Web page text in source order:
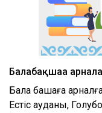
Балабақшаға
Бала бақшаға
Естіс ауданы,